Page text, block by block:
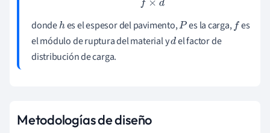
dondehes el espesor del pavimento,P es la carga,f es
el módulo de ruptura del material ydel factor de
distribución de carga.
Metodologías de diseño